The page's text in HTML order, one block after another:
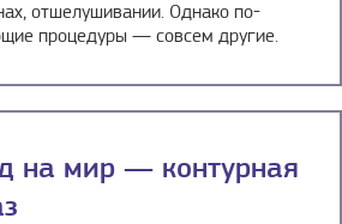
отшелушивании. Однако по-
процедуры — совсем другие.
на мир — контурная